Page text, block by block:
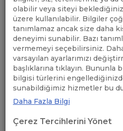
ANASAYFA /
ÖNEMLİ
DUYURULAR
/
AKARYAKIT
İLİŞKİN
09.05.2022
olabilir veya siteyi beklediğiniz
üzere kullanılabilir. Bilgiler
tanımlamaz ancak size daha
deneyimi sunabilir. Bazı
vermemeyi seçebilirsiniz.
varsayılan ayarlarımızı
başlıklarına tıklayın. Bununla
bilgisi türlerini
sunabildiğimiz hizmetler bu
Daha Fazla Bilgi
Çerez Tercihlerini Yönet